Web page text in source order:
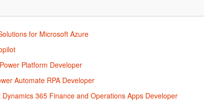
for Microsoft Azure
Platform Developer
Automate RPA Developer
365 Finance and Operations Apps Developer